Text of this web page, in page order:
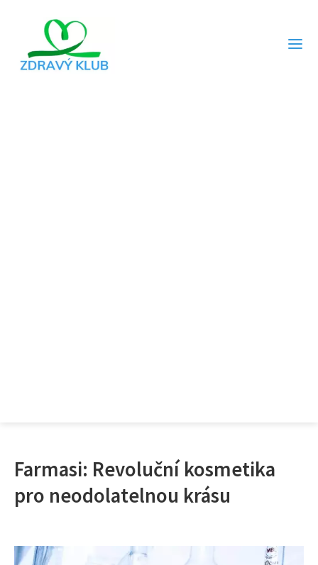
Farmasi: Revoluční kosmetika
pro neodolatelnou krásu